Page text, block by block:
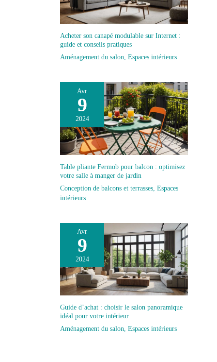
Acheter son canapé modulable sur Internet :
guide et conseils pratiques
Aménagement du salon, Espaces intérieurs
Avr
9
2024
Table pliante Fermob pour balcon : optimisez
votre salle à manger de jardin
Conception de balcons et terrasses Espaces
intérieurs
Avr
9
2024
Guide d’achat : choisir le salon panoramique
idéal pour votre intérieur
Aménagement du salon Espaces intérieurs